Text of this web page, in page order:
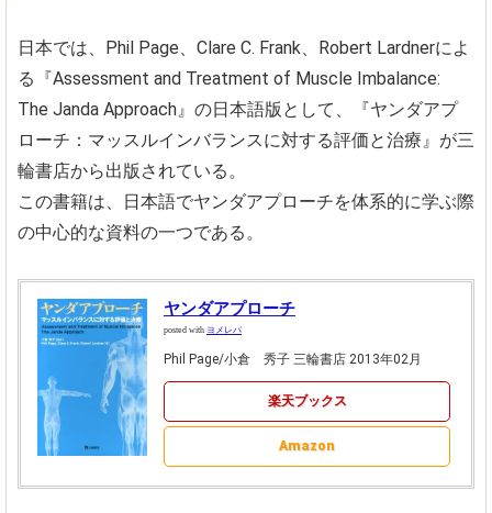
日本では、Phil Page、Clare C. Frank、Robert Lardnerによ
る『Assessment and Treatment of Muscle Imbalance:
The Janda Approach』の日本語版として、『ヤンダアプ
ローチ：マッスルインバランスに対する評価と治療』が三
輪書店から出版されている。
この書籍は、日本語でヤンダアプローチを体系的に学ぶ際
の中心的な資料の一つである。
ヤンダアプローチ
posted with ヨメレバ
Phil Page/小倉 秀子 三輪書店 2013年02月
楽天ブックス
Amazon